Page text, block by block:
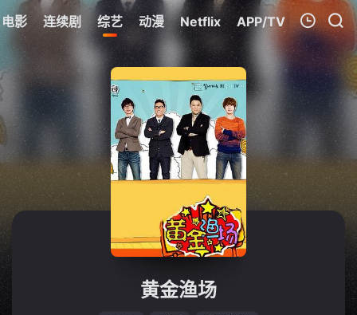
电影 连续剧 综艺 动漫 Netflix APP/TV
我的观影记录
暂无观看影片的记录
黄金渔场